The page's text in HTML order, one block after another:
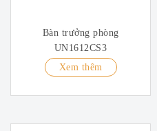
Bàn trưởng phòng
UN1612CS3
Xem thêm